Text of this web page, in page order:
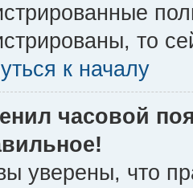
то
к началу
часовой
уверены, что